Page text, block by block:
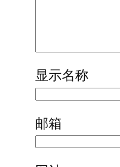
显示名称
邮箱